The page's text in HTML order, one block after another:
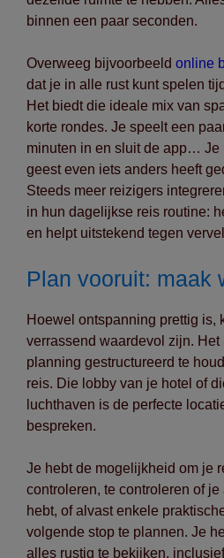
binnen een paar seconden.
Overweeg bijvoorbeeld online
dat je in alle rust kunt spelen
Het biedt die ideale mix van
korte rondes. Je speelt een
minuten in en sluit de app… Je
geest even iets anders heeft
Steeds meer reizigers
in hun dagelijkse reis routine:
en helpt uitstekend tegen
Plan vooruit: maak
Hoewel ontspanning prettig is,
verrassend waardevol zijn. Het
planning gestructureerd te
reis. Die lobby van je hotel of
luchthaven is de perfecte
bespreken.
Je hebt de mogelijkheid om je
controleren, te controleren of
hebt, of alvast enkele
volgende stop te plannen. Je
alles rustig te bekijken,